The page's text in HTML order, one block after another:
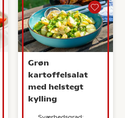
Grøn
kartoffelsalat
med helstegt
kylling